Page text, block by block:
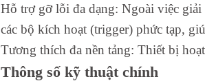
Hỗ trợ gỡ lỗi đa dạng: Ngoài việc
các bộ kích hoạt (trigger) phức tạp,
Tương thích đa nền tảng: Thiết bị
Thông số kỹ thuật chính